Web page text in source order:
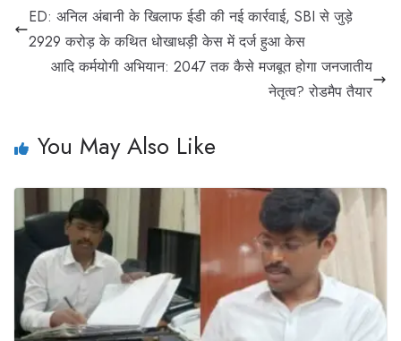
ED: अनिल अंबानी के खिलाफ ईडी की नई कार्रवाई, SBI से जुड़े
2929 करोड़ के कथित धोखाधड़ी केस में दर्ज हुआ केस
आदि कर्मयोगी अभियान: 2047 तक कैसे मजबूत होगा जनजातीय
नेतृत्व? रोडमैप तैयार
You May Also Like